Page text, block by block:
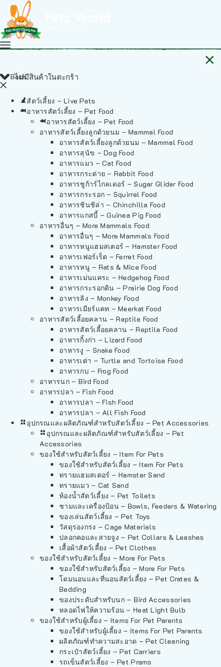
ไม่มีสินค้าในตะกร้า
Back
สัตว์เลี้ยง – Live Pets
อาหารสัตว์เลี้ยง – Pet Food
อาหารสัตว์เลี้ยง – Pet Food
อาหารสัตว์เลี้ยงลูกด้วยนม – Mammal Food
อาหารสัตว์เลี้ยงลูกด้วยนม – Mammal Food
อาหารสุนัข – Dog Food
อาหารแมว – Cat Food
อาหารกระต่าย – Rabbit Food
อาหารชูก้าร์ไกลเดอร์ – Sugar Glider Food
อาหารกระรอก – Squirrel Food
อาหารชินชิล่า – Chinchilla Food
อาหารแกสบี้ – Guinea Pig Food
อาหารอื่นๆ – More Mammals Food
อาหารอื่นๆ – More Mammals Food
อาหารหนูแฮมสเตอร์ – Hamster Food
อาหารเฟอร์เร็ต – Ferret Food
อาหารหนู – Rats & Mice Food
อาหารเม่นแคระ – Hedgehog Food
อาหารกระรอกดิน – Prairie Dog Food
อาหารลิง – Monkey Food
อาหารเมียร์แคท – Meerkat Food
อาหารสัตว์เลี้อยคลาน – Reptile Food
อาหารสัตว์เลี้อยคลาน – Reptile Food
อาหารกิ้งก่า – Lizard Food
อาหารงู – Snake Food
อาหารเต่า – Turtle and Tortoise Food
อาหารกบ – Frog Food
อาหารนก – Bird Food
อาหารปลา – Fish Food
อาหารปลา – Fish Food
อาหารปลา – All Fish Food
อุปกรณและผลิตภัณฑ์สำหรับสัตว์เลี้ยง – Pet Accessories
อุปกรณและผลิตภัณฑ์สำหรับสัตว์เลี้ยง – Pet
Accessories
ของใช้สำหรับสัตว์เลี้ยง – Item For Pets
ของใช้สำหรับสัตว์เลี้ยง – Item For Pets
ทรายแฮมสเตอร์ – Hamster Sand
ทรายแมว – Cat Sand
ห้องน้ำสัตว์เลี้ยง – Pet Toilets
ชามและเครื่องป้อน – Bowls, Feeders & Watering
ของเล่นสัตว์เลี้ยง – Pet Toys
วัสดุรองกรง – Cage Materials
ปลอกคอและสายจูง – Pet Collars & Leashes
เสื้อผ้าสัตว์เลี้ยง – Pet Clothes
ของใช้สำหรับสัตว์เลี้ยง – More For Pets
ของใช้สำหรับสัตว์เลี้ยง – More For Pets
โดมนอนและที่นอนสัตว์เลี้ยง – Pet Crates &
Bedding
ของประดับสำหรับนก – Bird Accessories
หลอดไฟให้ความร้อน – Heat Light Bulb
ของใช้สำหรับผู้เลี้ยง – Items For Pet Parents
ของใช้สำหรับผู้เลี้ยง – Items For Pet Parents
ผลิตภัณฑ์ทำความสะอาด – Pet Cleaning
กระเป๋าสัตว์เลี้ยง – Pet Carriers
รถเข็นสัตว์เลี้ยง – Pet Prams